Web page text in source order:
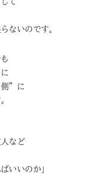
ないのです。
側”に
など
いいのか」